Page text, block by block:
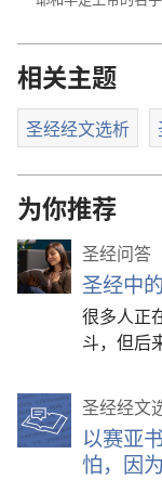
影
片
相关主题
圣经经文选析
为你推荐
圣经问答
圣经中
很多人正
斗，但后
圣经经文
以赛亚
怕，因